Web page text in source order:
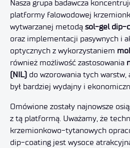
Nasza grupa badawcza
platformy falowodowej
wytwarzanej metodą sol-gel dip-
oraz implementacji pasywnych i
optycznych z wykorzystaniem
również możliwość zastosowania
(NIL) do wzorowania tych
był bardziej wydajny i
Omówione zostały najnowsze
z tą platformą. Uważamy, że
krzemionkowo-tytanowych
dip-coating jest wysoce